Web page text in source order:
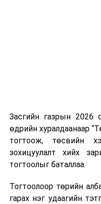
Шинэ хууль Францын
дуудлагын төвүүдэд
Мароккогийн
хувь Францын зах
40–50 мянган ажлын
Засгийн газрын
өдрийн хуралдаанаар
тогтоож, төсвийн
зохицуулалт хийх
тогтоолыг баталлаа.
Тогтоолоор төрийн
гарах нэг удаагийн